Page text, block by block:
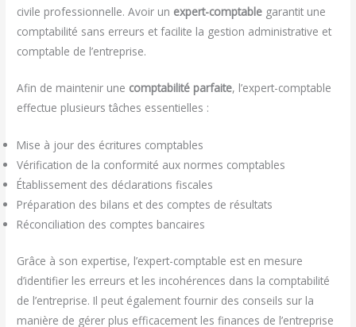
civile professionnelle. Avoir un expert-comptable garantit une
comptabilité sans erreurs et facilite la gestion administrative et
comptable de l’entreprise.
Afin de maintenir une comptabilité parfaite, l’expert-comptable
effectue plusieurs tâches essentielles :
Mise à jour des écritures comptables
Vérification de la conformité aux normes comptables
Établissement des déclarations fiscales
Préparation des bilans et des comptes de résultats
Réconciliation des comptes bancaires
Grâce à son expertise, l’expert-comptable est en mesure
d’identifier les erreurs et les incohérences dans la comptabilité
de l’entreprise. Il peut également fournir des conseils sur la
manière de gérer plus efficacement les finances de l’entreprise